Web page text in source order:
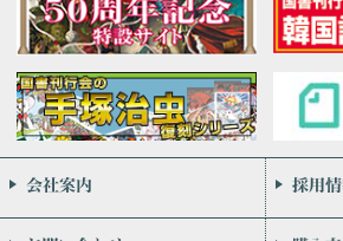
会社案内
お問い合わせ